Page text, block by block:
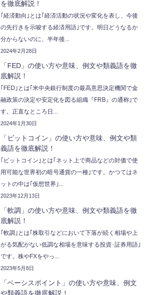
を徹底解説！
｢経済動向｣とは｢経済活動の状況や変化を表し、今後
の先行きを示唆する経済用語｣です。明日どうなるか
分からないのに、半年後...
2024年2月28日
「FED」の使い方や意味、例文や類義語を徹
底解説！
｢FED｣とは｢米中央銀行制度の最高意思決定機関で金
融政策の決定や安定化を図る組織『FRB』の通称｣で
す。正直なところ日...
2024年1月30日
「ビットコイン」の使い方や意味、例文や類
義語を徹底解説！
｢ビットコイン｣とは｢ネット上で商品などの対価で使
用可能な世界初の暗号通貨の一種｣です。かつてはネ
ットの中は｢仮想世界｣...
2023年12月13日
「軟調」の使い方や意味、例文や類義語を徹
底解説！
｢軟調｣とは｢株取引などにおいて下落が続く相場や上
がる気配がない低調な相場を意味する投資･証券用語｣
です。株やFXをやっ...
2023年5月8日
「ベーシスポイント」の使い方や意味、例文
や類義語を徹底解説！